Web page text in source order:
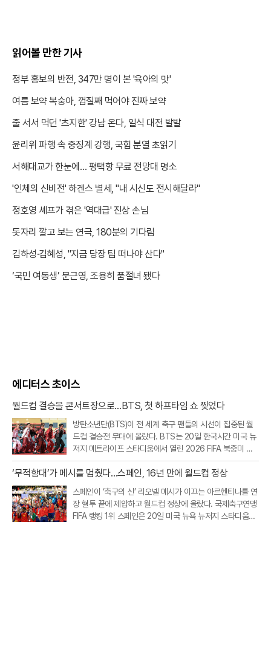
읽어볼 만한 기사
정부 홍보의 반전, 347만 명이 본 '육아의 맛'
여름 보약 복숭아, 껍질째 먹어야 진짜 보약
줄 서서 먹던 '츠지한' 강남 온다, 일식 대전 발발
윤리위 파행 속 중징계 강행, 국힘 분열 초읽기
서해대교가 한눈에… 평택항 무료 전망대 명소
'인체의 신비전' 하겐스 별세, "내 시신도 전시해달라"
정호영 셰프가 겪은 '역대급' 진상 손님
돗자리 깔고 보는 연극, 180분의 기다림
김하성·김혜성, "지금 당장 팀 떠나야 산다"
‘국민 여동생’ 문근영, 조용히 품절녀 됐다
에디터스 초이스
월드컵 결승을 콘서트장으로…BTS, 첫 하프타임 쇼 찢었다
방탄소년단(BTS)이 전 세계 축구 팬들의 시선이 집중된 월
드컵 결승전 무대에 올랐다. BTS는 20일 한국시간 미국 뉴
저지 메트라이프 스타디움에서 열린 2026 FIFA 북중미 월
드컵 스페인과 아르헨티나의 결승전 하프타임 쇼에 완전체
로 출연했다.이번 공연은 FIFA가 월드컵 결승전에 처음 도입
‘무적함대’가 메시를 멈췄다…스페인, 16년 만에 월드컵 정상
스페인이 ‘축구의 신’ 리오넬 메시가 이끄는 아르헨티나를 연
장 혈투 끝에 제압하고 월드컵 정상에 올랐다. 국제축구연맹
FIFA 랭킹 1위 스페인은 20일 미국 뉴욕 뉴저지 스타디움에